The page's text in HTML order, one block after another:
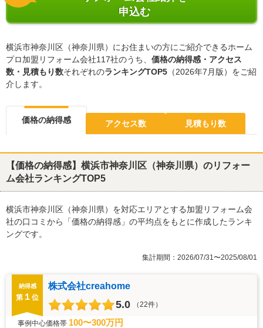
申込む
横浜市神奈川区（神奈川県）にお住まいの方にご紹介できるホーム
プロ加盟リフォーム会社117社のうち、 価格の納得感・アクセス
数・見積もり数それぞれのランキングTOP5 （2026年7月版）をご紹
介します。
価格の納得感 アクセス数 見積もり数
【価格の納得感】横浜市神奈川区（神奈川県）のリフォー
ム会社ランキングTOP5
横浜市神奈川区（神奈川県）を対応エリアとする加盟リフォーム会
社の口コミから「価格の納得感」の平均点をもとに作成したランキ
ングです。
集計期間：2026/07/31〜2025/08/01
納得感
第 １ 位
株式会社creahome
5.0 （22件）
事例中心価格帯 100〜300万円